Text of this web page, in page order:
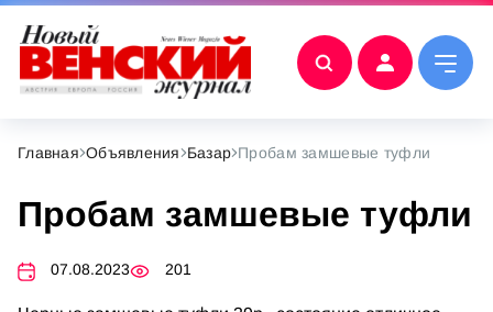
Главная Объявления Базар Пробам замшевые туфли
Пробам замшевые туфли
07.08.2023 201